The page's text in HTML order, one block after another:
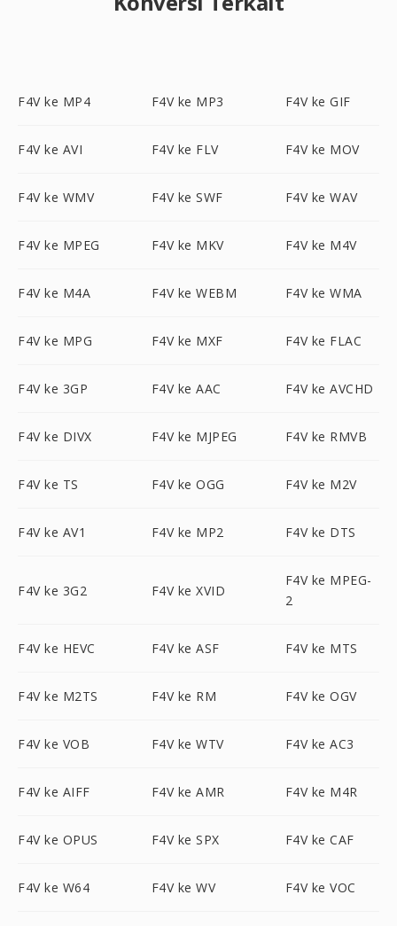
F4V ke MP4 F4V ke MP3 F4V ke GIF
F4V ke AVI F4V ke FLV F4V ke MOV
F4V ke WMV F4V ke SWF F4V ke WAV
F4V ke MPEG F4V ke MKV F4V ke M4V
F4V ke M4A F4V ke WEBM F4V ke WMA
F4V ke MPG F4V ke MXF F4V ke FLAC
F4V ke 3GP F4V ke AAC F4V ke AVCHD
F4V ke DIVX F4V ke MJPEG F4V ke RMVB
F4V ke TS F4V ke OGG F4V ke M2V
F4V ke AV1 F4V ke MP2 F4V ke DTS
F4V ke 3G2 F4V ke XVID
F4V ke MPEG-
2
F4V ke HEVC F4V ke ASF F4V ke MTS
F4V ke M2TS F4V ke RM F4V ke OGV
F4V ke VOB F4V ke WTV F4V ke AC3
F4V ke AIFF F4V ke AMR F4V ke M4R
F4V ke OPUS F4V ke SPX F4V ke CAF
F4V ke W64 F4V ke WV F4V ke VOC